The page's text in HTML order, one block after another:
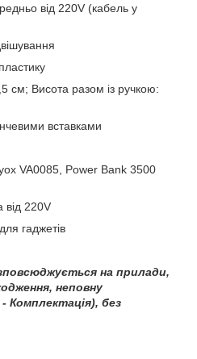
від 220V (кабель у
см; Висота разом із ручкою:
вставками
VA0085, Power Bank 3500
від 220V
гаджетів
на прилади,
неповну
Комплектація), без